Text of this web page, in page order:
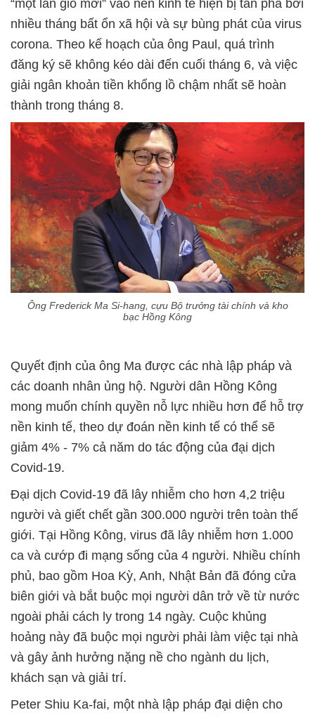
“một làn gió mới” vào nền kinh tế hiện bị tàn phá bởi
nhiều tháng bất ổn xã hội và sự bùng phát của virus
corona. Theo kế hoạch của ông Paul, quá trình
đăng ký sẽ không kéo dài đến cuối tháng 6, và việc
giải ngân khoản tiền khổng lồ chậm nhất sẽ hoàn
thành trong tháng 8.
Ông Frederick Ma Si-hang, cựu Bộ trưởng tài chính và kho
bạc Hồng Kông
Quyết định của ông Ma được các nhà lập pháp và
các doanh nhân ủng hộ. Người dân Hồng Kông
mong muốn chính quyền nỗ lực nhiều hơn để hỗ trợ
nền kinh tế, theo dự đoán nền kinh tế có thể ​​sẽ
giảm 4% - 7% cả năm do tác động của đại dịch
Covid-19.
Đại dịch Covid-19 đã lây nhiễm cho hơn 4,2 triệu
người và giết chết gần 300.000 người trên toàn thế
giới. Tại Hồng Kông, virus đã lây nhiễm hơn 1.000
ca và cướp đi mạng sống của 4 người. Nhiều chính
phủ, bao gồm Hoa Kỳ, Anh, Nhật Bản đã đóng cửa
biên giới và bắt buộc mọi người dân trở về từ nước
ngoài phải cách ly trong 14 ngày. Cuộc khủng
hoảng này đã buộc mọi người phải làm việc tại nhà
và gây ảnh hưởng nặng nề cho ngành du lịch,
khách sạn và giải trí.
Peter Shiu Ka-fai, một nhà lập pháp đại diện cho